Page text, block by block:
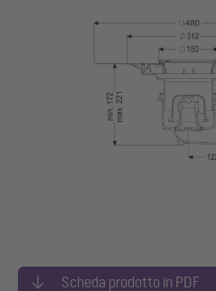
Scheda prodotto in PDF